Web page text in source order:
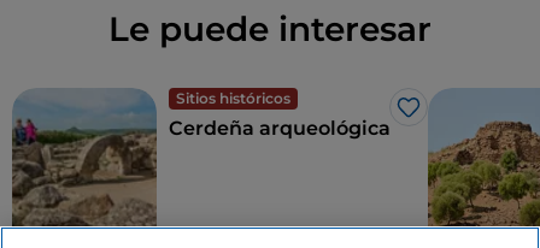
Le puede interesar
Sitios históricos
Me gusta
Cerdeña arqueológica